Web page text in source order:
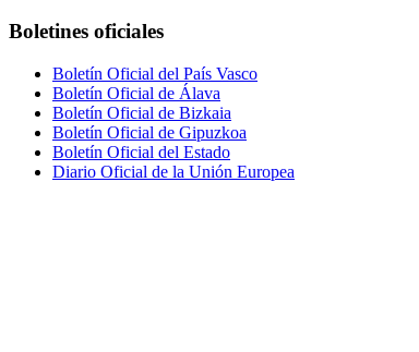
Boletines oficiales
Boletín Oficial del País Vasco
Boletín Oficial de Álava
Boletín Oficial de Bizkaia
Boletín Oficial de Gipuzkoa
Boletín Oficial del Estado
Diario Oficial de la Unión Europea